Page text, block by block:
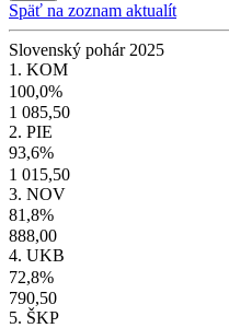
Späť na zoznam aktualít
Slovenský pohár 2025
1. KOM
100,0%
1 085,50
2. PIE
93,6%
1 015,50
3. NOV
81,8%
888,00
4. UKB
72,8%
790,50
5. ŠKP